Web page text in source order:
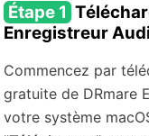
Étape 1
Enregistreur
Commencez par
gratuite de DRmare
votre système